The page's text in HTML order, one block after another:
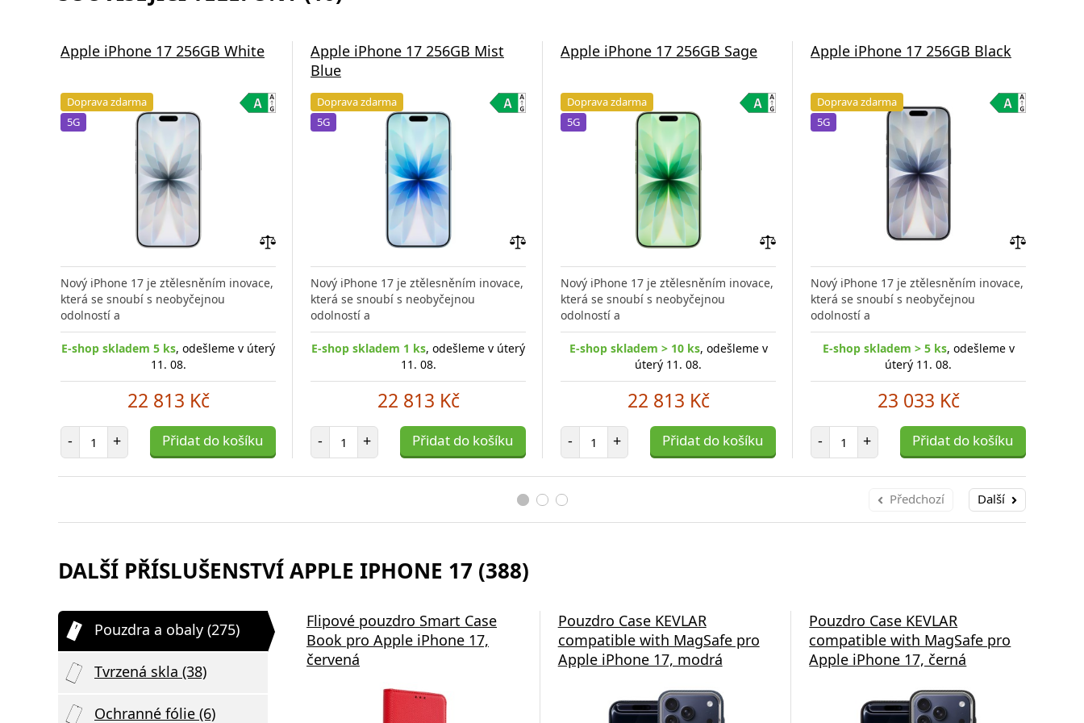
Apple iPhone 17 256GB White
Doprava zdarma
5G
porovnání
Nový iPhone 17 je ztělesněním inovace,
která se snoubí s neobyčejnou
odolností a
E-shop skladem 5 ks, odešleme v úterý
11. 08.
22 813 Kč
- Počet položek
+ Přidat do košíku
Apple iPhone 17 256GB Mist
Blue
Doprava zdarma
5G
porovnání
Nový iPhone 17 je ztělesněním inovace,
která se snoubí s neobyčejnou
odolností a
E-shop skladem 1 ks, odešleme v úterý
11. 08.
22 813 Kč
- Počet položek
+ Přidat do košíku
Apple iPhone 17 256GB Sage
Doprava zdarma
5G
porovnání
Nový iPhone 17 je ztělesněním inovace,
která se snoubí s neobyčejnou
odolností a
E-shop skladem > 10 ks, odešleme v
úterý 11. 08.
22 813 Kč
- Počet položek
+ Přidat do košíku
Apple iPhone 17 256GB Black
Doprava zdarma
5G
porovnání
Nový iPhone 17 je ztělesněním inovace,
která se snoubí s neobyčejnou
odolností a
E-shop skladem > 5 ks, odešleme v
úterý 11. 08.
23 033 Kč
- Počet položek
+ Přidat do košíku
Předchozí Další
DALŠÍ PŘÍSLUŠENSTVÍ APPLE IPHONE 17 (388)
Pouzdra a obaly (275)
Tvrzená skla (38)
Ochranné fólie (6)
Flipové pouzdro Smart Case
Book pro Apple iPhone 17,
červená
Pouzdro Case KEVLAR
compatible with MagSafe pro
Apple iPhone 17, modrá
Pouzdro Case KEVLAR
compatible with MagSafe pro
Apple iPhone 17, černá
Samsung EP-P2400BBE 15W
Podložka pro Bezdrátové
Nabíjení Black
Bezdrátová nabíječka Swissten
2v1 černá